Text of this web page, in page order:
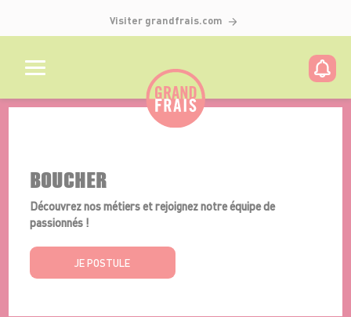
Visiter grandfrais.com
BOUCHER
Découvrez nos métiers et rejoignez notre équipe de
passionnés !
JE POSTULE